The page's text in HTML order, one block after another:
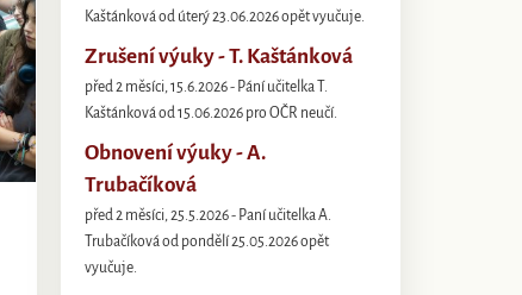
Kaštánková od úterý 23.06.2026 opět vyučuje.
Zrušení výuky - T. Kaštánková
před 2 měsíci, 15.6.2026 - Pání učitelka T.
Kaštánková od 15.06.2026 pro OČR neučí.
Obnovení výuky - A.
Trubačíková
před 2 měsíci, 25.5.2026 - Paní učitelka A.
Trubačíková od pondělí 25.05.2026 opět
vyučuje.